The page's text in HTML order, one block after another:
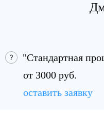
"Стандартная
от 3000 руб.
оставить заявку